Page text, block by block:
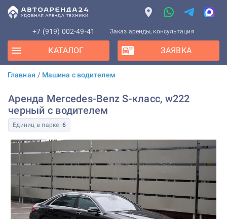
+7 (919) 002-49-41 Заказ аренды, консультация
КАТАЛОГ ЗАЯВКА
Главная / Машина с водителем
Аренда Mercedes-Benz S-класс, w222
черный с водителем
Единиц в парке: 6